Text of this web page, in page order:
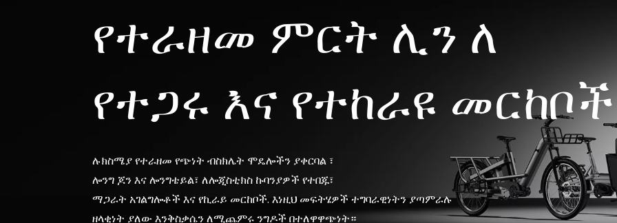
የተራዘመ ምርት ሊን ለ
የተጋሩ እና የተከራዩ መርከቦች
ሉክስሜያ የተራዘመ የጭነት ብስክሌት ሞዴሎችን ያቀርባል ፣
ሎንግ ጆን እና ሎንግቴይል፣ ለሎጂስቲክስ ኩባንያዎች የተበጁ፣
ማጋራት አገልግሎቶች እና የኪራይ መርከቦች. እነዚህ መፍትሄዎች ተግባራዊነትን ያጣምራሉ
ዘላቂነት ያለው እንቅስቃሴን ለሚጨምሩ ንግዶች በተለዋዋጭነት።